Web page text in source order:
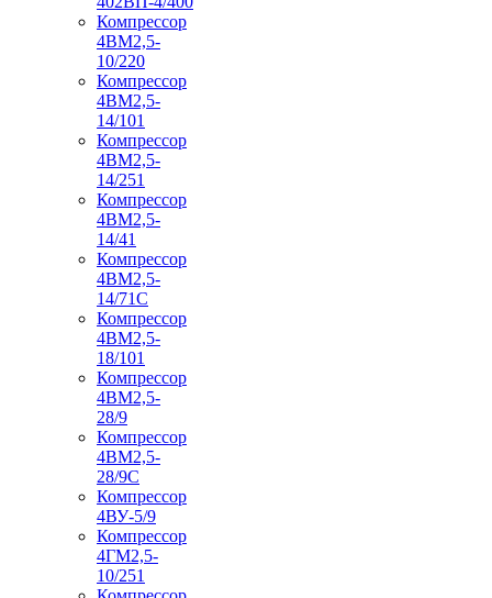
Компрессор
4ВМ2,5-
10/220
Компрессор
4ВМ2,5-
14/101
Компрессор
4ВМ2,5-
14/251
Компрессор
4ВМ2,5-
14/41
Компрессор
4ВМ2,5-
14/71C
Компрессор
4ВМ2,5-
18/101
Компрессор
4ВМ2,5-
28/9
Компрессор
4ВМ2,5-
28/9С
Компрессор
4ВУ-5/9
Компрессор
4ГМ2,5-
10/251